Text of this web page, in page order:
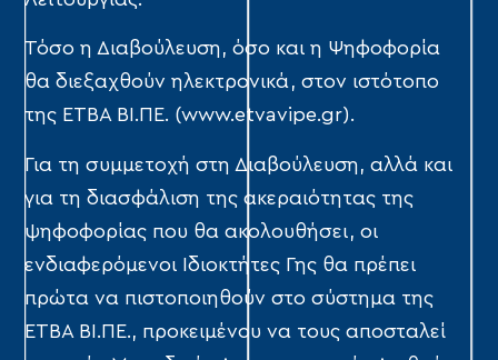
Τόσο η Διαβούλευση, όσο και η Ψηφοφορία
θα διεξαχθούν ηλεκτρονικά, στον ιστότοπο
της ΕΤΒΑ ΒΙ.ΠΕ. (www.etvavipe.gr).
Για τη συμμετοχή στη Διαβούλευση, αλλά και
για τη διασφάλιση της ακεραιότητας της
ψηφοφορίας που θα ακολουθήσει, οι
ενδιαφερόμενοι Ιδιοκτήτες Γης θα πρέπει
πρώτα να πιστοποιηθούν στο σύστημα της
ΕΤΒΑ ΒΙ.ΠΕ., προκειμένου να τους αποσταλεί